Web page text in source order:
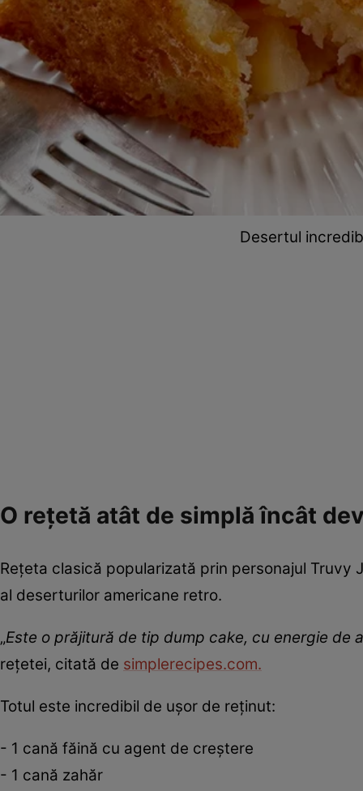
Desertul
O rețetă atât de simplă încât
Rețeta clasică popularizată prin personajul Truvy
al deserturilor americane retro.
„Este o prăjitură de tip dump cake, cu energie de
rețetei, citată de simplerecipes.com.
Totul este incredibil de ușor de reținut:
- 1 cană făină cu agent de creștere
- 1 cană zahăr